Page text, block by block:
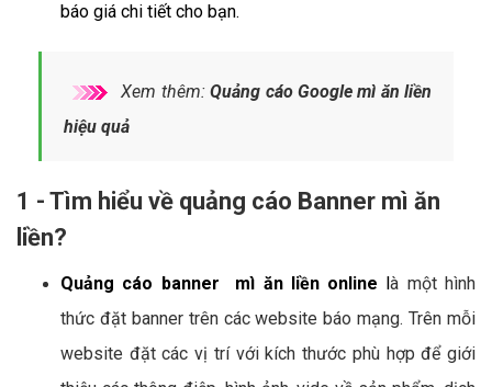
báo giá chi tiết cho bạn.
Xem thêm:Quảng cáo Google mì ăn liền
hiệu quả
1 - Tìm hiểu về quảng cáo Banner mì ăn
liền?
Quảng cáo banner mì ăn liền online là một hình
thức đặt banner trên các website báo mạng. Trên mỗi
website đặt các vị trí với kích thước phù hợp để giới